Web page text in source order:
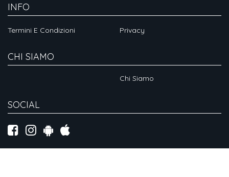
INFO
Termini E Condizioni Privacy
CHI SIAMO
Chi Siamo
SOCIAL